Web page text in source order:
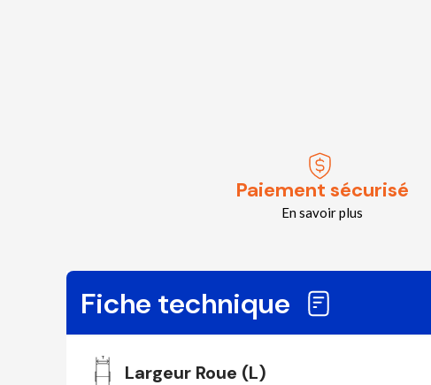
Paiement sécurisé
En savoir plus
Fiche technique
Largeur Roue (L)